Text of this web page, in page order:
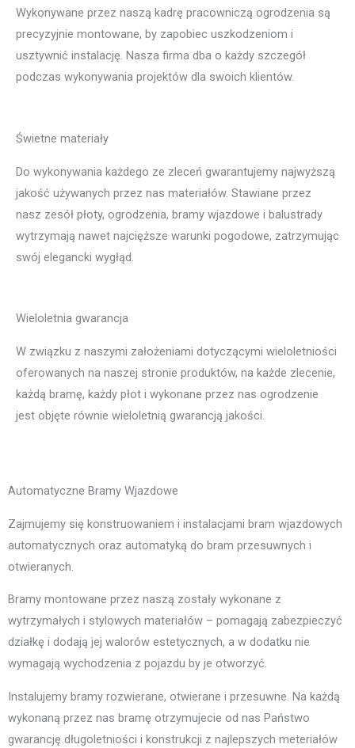
Wykonywane przez naszą kadrę pracowniczą ogrodzenia są
precyzyjnie montowane, by zapobiec uszkodzeniom i
usztywnić instalację. Nasza firma dba o każdy szczegół
podczas wykonywania projektów dla swoich klientów.
Świetne materiały
Do wykonywania każdego ze zleceń gwarantujemy najwyższą
jakość używanych przez nas materiałów. Stawiane przez
nasz zesół płoty, ogrodzenia, bramy wjazdowe i balustrady
wytrzymają nawet najcięższe warunki pogodowe, zatrzymując
swój elegancki wygłąd.
Wieloletnia gwarancja
W związku z naszymi założeniami dotyczącymi wieloletniości
oferowanych na naszej stronie produktów, na każde zlecenie,
każdą bramę, każdy płot i wykonane przez nas ogrodzenie
jest objęte równie wieloletnią gwarancją jakości.
Automatyczne Bramy Wjazdowe
Zajmujemy się konstruowaniem i instalacjami bram wjazdowych
automatycznych oraz automatyką do bram przesuwnych i
otwieranych.
Bramy montowane przez naszą zostały wykonane z
wytrzymałych i stylowych materiałów – pomagają zabezpieczyć
działkę i dodają jej walorów estetycznych, a w dodatku nie
wymagają wychodzenia z pojazdu by je otworzyć.
Instalujemy bramy rozwierane, otwierane i przesuwne. Na każdą
wykonaną przez nas bramę otrzymujecie od nas Państwo
gwarancję długoletniości i konstrukcji z najlepszych meteriałów